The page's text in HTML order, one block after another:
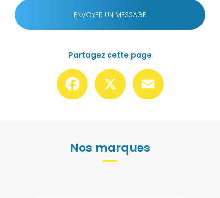
ENVOYER UN MESSAGE
Partagez cette page
Facebook
Nos marques